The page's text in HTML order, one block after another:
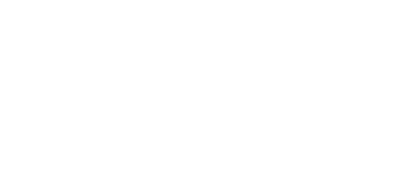
e é muito mais abrangente, uma vez que entra na área do pré-
juntar uns médicos e enviá-los para a
anos até que os primeiros médicos formados estivessem no
feito para melhorar estes serviços?
da criação da especialidade, está a criação de equipas
e enviá-los para a urgência. Falta tudo o resto. Os
e representam um investimento sustentável para os sistemas de
negativo metastático em doentes não elegíveis para inibidores PD-